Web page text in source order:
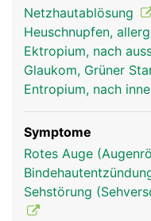
Augenmuskeln
dreidimensionales
Netzhautablösung
Heuschnupfen,
Ektropium, nach
Glaukom, Grüner
Entropium, nach
Symptome
Rotes Auge
Sehstörung